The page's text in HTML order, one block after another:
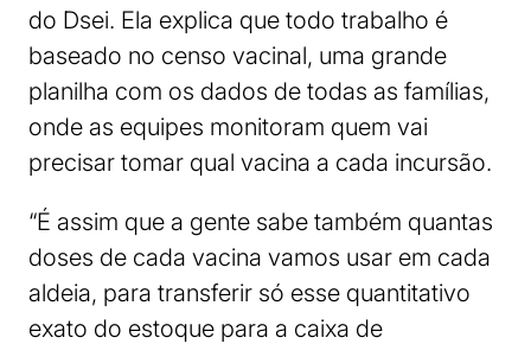
do Dsei. Ela explica que todo trabalho é
baseado no censo vacinal, uma grande
planilha com os dados de todas as famílias,
onde as equipes monitoram quem vai
precisar tomar qual vacina a cada incursão.
“É assim que a gente sabe também quantas
doses de cada vacina vamos usar em cada
aldeia, para transferir só esse quantitativo
exato do estoque para a caixa de